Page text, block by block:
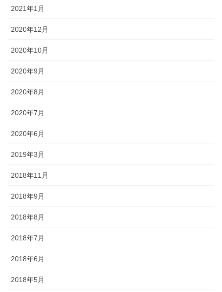
2021年1月
2020年12月
2020年10月
2020年9月
2020年8月
2020年7月
2020年6月
2019年3月
2018年11月
2018年9月
2018年8月
2018年7月
2018年6月
2018年5月